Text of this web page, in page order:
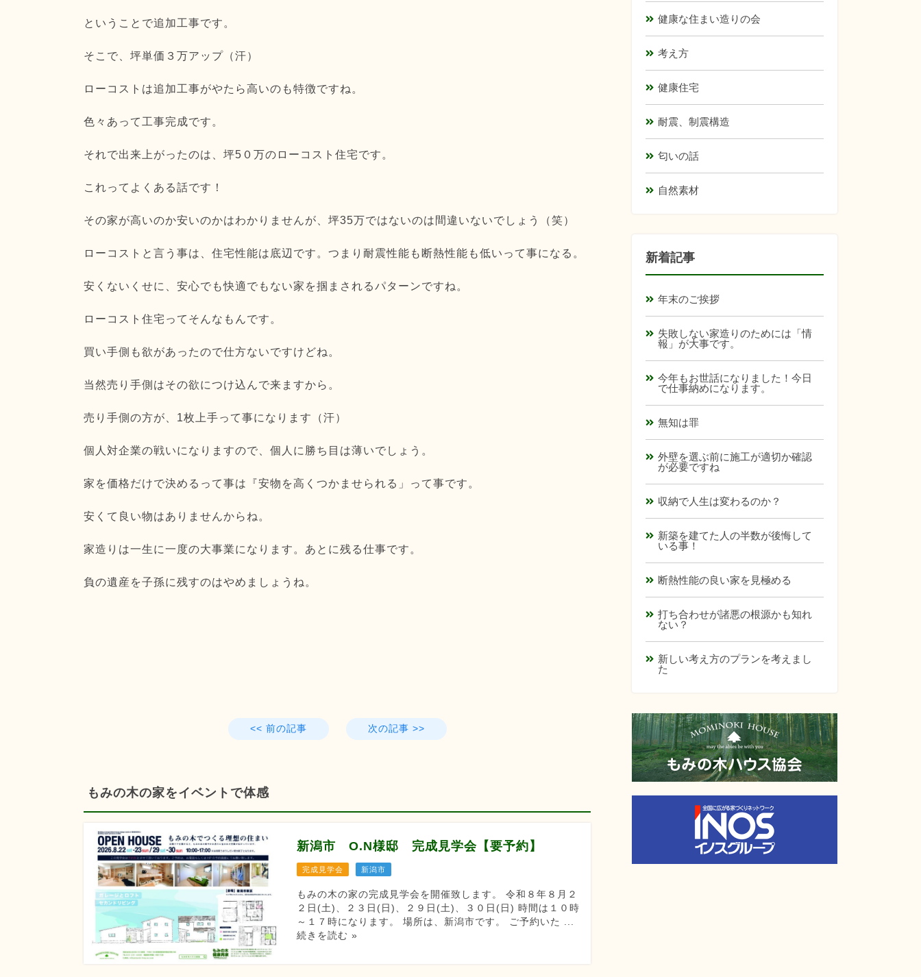
ということで追加工事です。
そこで、坪単価３万アップ（汗）
ローコストは追加工事がやたら高いのも特徴ですね。
色々あって工事完成です。
それで出来上がったのは、坪5０万のローコスト住宅です。
これってよくある話です！
その家が高いのか安いのかはわかりませんが、坪35万ではないのは間違いないでしょう（笑）
ローコストと言う事は、住宅性能は底辺です。つまり耐震性能も断熱性能も低いって事になる。
安くないくせに、安心でも快適でもない家を掴まされるパターンですね。
ローコスト住宅ってそんなもんです。
買い手側も欲があったので仕方ないですけどね。
当然売り手側はその欲につけ込んで来ますから。
売り手側の方が、1枚上手って事になります（汗）
個人対企業の戦いになりますので、個人に勝ち目は薄いでしょう。
家を価格だけで決めるって事は『安物を高くつかませられる」って事です。
安くて良い物はありませんからね。
家造りは一生に一度の大事業になります。あとに残る仕事です。
負の遺産を子孫に残すのはやめましょうね。
<< 前の記事 次の記事 >>
もみの木の家をイベントで体感
新潟市 O.N様邸 完成見学会【要予約】
完成見学会 新潟市
もみの木の家の完成見学会を開催致します。 令和８年８月２
２日(土)、２３日(日)、２９日(土)、３０日(日) 時間は１０時
～１７時になります。 場所は、新潟市です。 ご予約いた ...
続きを読む »
健康な住まい造りの会
考え方
健康住宅
耐震、制震構造
匂いの話
自然素材
新着記事
年末のご挨拶
失敗しない家造りのためには「情
報」が大事です。
今年もお世話になりました！今日
で仕事納めになります。
無知は罪
外壁を選ぶ前に施工が適切か確認
が必要ですね
収納で人生は変わるのか？
新築を建てた人の半数が後悔して
いる事！
断熱性能の良い家を見極める
打ち合わせが諸悪の根源かも知れ
ない？
新しい考え方のプランを考えまし
た